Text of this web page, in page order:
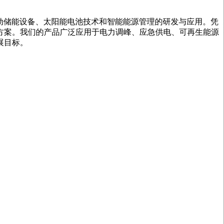
储能设备、太阳能电池技术和智能能源管理的研发与应用。凭
。我们的产品广泛应用于电力调峰、应急供电、可再生能源
标。